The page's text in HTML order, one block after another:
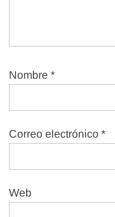
Nombre*
Correo electrónico*
Web